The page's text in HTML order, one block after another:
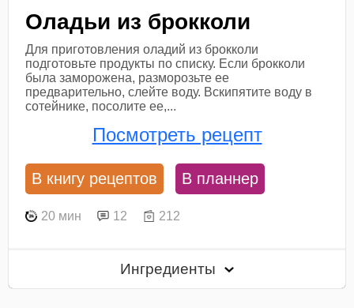
Оладьи из брокколи
Для приготовления оладий из брокколи
подготовьте продукты по списку. Если брокколи
была заморожена, разморозьте ее
предварительно, слейте воду. Вскипятите воду в
сотейнике, посолите ее,...
Посмотреть рецепт
В книгу рецептов В планнер
20 мин 12 212
Ингредиенты